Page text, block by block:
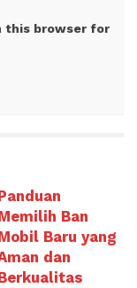
this browser for
Ban
Baru yang
dan